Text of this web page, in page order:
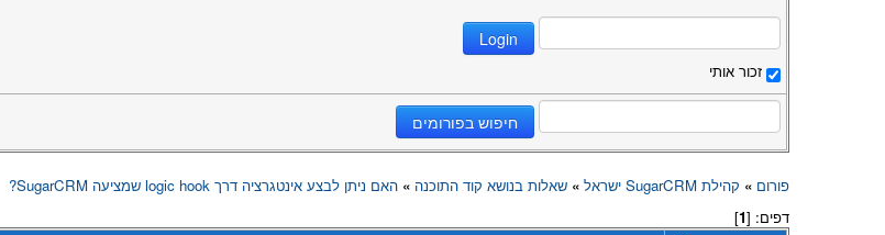
זכור אותי
פורום » קהילת SugarCRM ישראל » שאלות בנושא קוד התוכנה » האם ניתן לבצע אינטגרציה דרך logic hook שמציעה SugarCRM?
דפים: [1
]